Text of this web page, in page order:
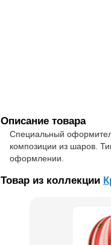
Описание товара
Специальный
композиции из шаров.
оформлении.
Товар из коллекции